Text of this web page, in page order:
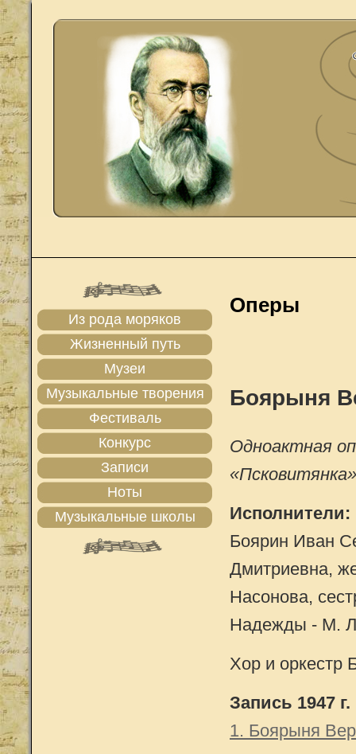
Из рода моряков
Жизненный путь
Музеи
Музыкальные творения
Фестиваль
Конкурс
Записи
Ноты
Музыкальные школы
Оперы
Боярыня
Одноактная
«Псковитянка»
Исполнители:
Боярин Иван
Дмитриевна,
Насонова,
Надежды - М.
Хор и оркестр
Запись 1947 г.
1. Боярыня